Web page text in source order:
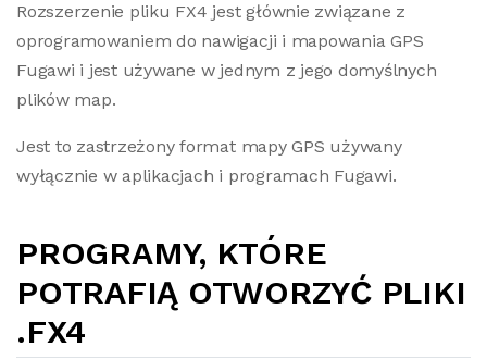
Rozszerzenie pliku FX4 jest głównie związane z
oprogramowaniem do nawigacji i mapowania GPS
Fugawi i jest używane w jednym z jego domyślnych
plików map.
Jest to zastrzeżony format mapy GPS używany
wyłącznie w aplikacjach i programach Fugawi.
PROGRAMY, KTÓRE
POTRAFIĄ OTWORZYĆ PLIKI
.FX4